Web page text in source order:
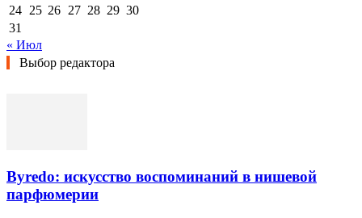
24 25 26 27 28 29 30
31
« Июл
Выбор редактора
Byredo: искусство воспоминаний в нишевой
парфюмерии